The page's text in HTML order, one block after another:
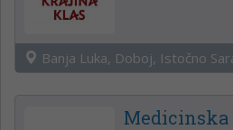
Banja Luka, Doboj, Istočno
Medicinska